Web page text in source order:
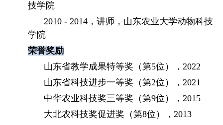
技学院
2010 - 2014，讲师，山东农业大学动物科技
学院
荣誉奖励
山东省教学成果特等奖（第5位）， 2022
山东省科技进步一等奖（第2位）， 2021
中华农业科技奖三等奖（第9位）， 2015
大北农科技奖促进奖（第8位）， 2013